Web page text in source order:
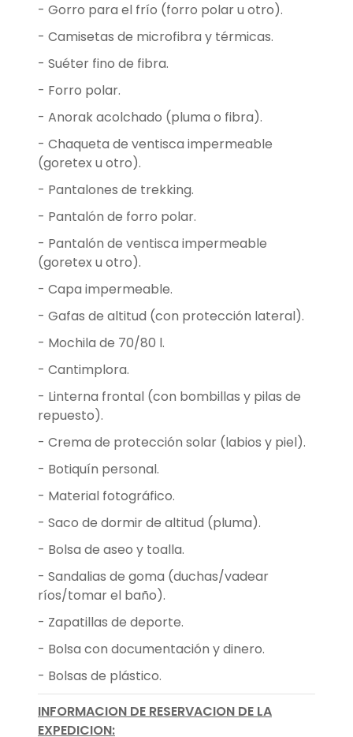
- Gorro para el frío (forro polar u otro).
- Camisetas de microfibra y térmicas.
- Suéter fino de fibra.
- Forro polar.
- Anorak acolchado (pluma o fibra).
- Chaqueta de ventisca impermeable
(goretex u otro).
- Pantalones de trekking.
- Pantalón de forro polar.
- Pantalón de ventisca impermeable
(goretex u otro).
- Capa impermeable.
- Gafas de altitud (con protección lateral).
- Mochila de 70/80 l.
- Cantimplora.
- Linterna frontal (con bombillas y pilas de
repuesto).
- Crema de protección solar (labios y piel).
- Botiquín personal.
- Material fotográfico.
- Saco de dormir de altitud (pluma).
- Bolsa de aseo y toalla.
- Sandalias de goma (duchas/vadear
ríos/tomar el baño).
- Zapatillas de deporte.
- Bolsa con documentación y dinero.
- Bolsas de plástico.
INFORMACION DE RESERVACION DE LA
EXPEDICION: